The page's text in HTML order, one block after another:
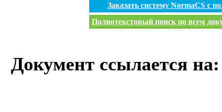
Заказать систему NormaCS с
Полнотекстовый поиск по всем
Документ ссылается на: